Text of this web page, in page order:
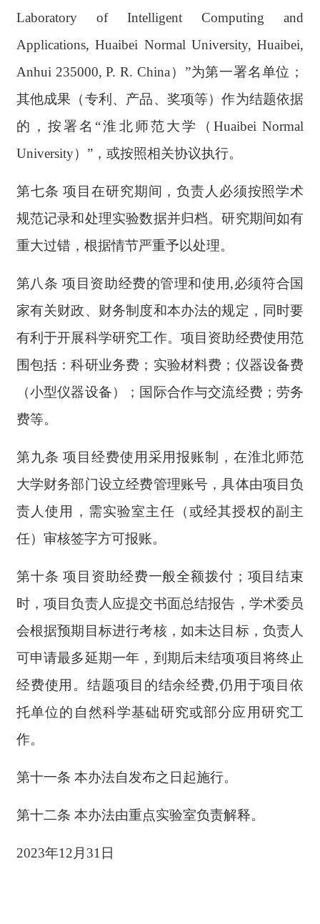
Laboratory of Intelligent Computing and
Applications, Huaibei Normal University, Huaibei,
Anhui 235000, P. R. China） ”为第一署名单位；
其他成果（专利、产品、奖项等）作为结题依据
的，按署名“淮北师范大学（Huaibei Normal
University）”，或按照相关协议执行。
第七条 项目在研究期间，负责人必须按照学术
规范记录和处理实验数据并归档。研究期间如有
重大过错，根据情节严重予以处理。
第八条 项目资助经费的管理和使用,必须符合国
家有关财政、财务制度和本办法的规定，同时要
有利于开展科学研究工作。项目资助经费使用范
围包括：科研业务费；实验材料费；仪器设备费
（小型仪器设备）；国际合作与交流经费；劳务
费等。
第九条 项目经费使用采用报账制，在淮北师范
大学财务部门设立经费管理账号，具体由项目负
责人使用，需实验室主任（或经其授权的副主
任）审核签字方可报账。
第十条 项目资助经费一般全额拨付；项目结束
时，项目负责人应提交书面总结报告，学术委员
会根据预期目标进行考核，如未达目标，负责人
可申请最多延期一年，到期后未结项项目将终止
经费使用。结题项目的结余经费,仍用于项目依
托单位的自然科学基础研究或部分应用研究工
作。
第十一条 本办法自发布之日起施行。
第十二条 本办法由重点实验室负责解释。
2023年12月31日